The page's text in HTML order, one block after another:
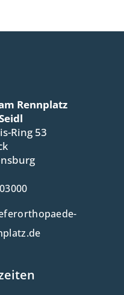
Rennplatz
Ring 53